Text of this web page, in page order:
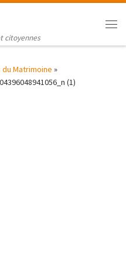
citoyennes
Matrimoine »
(1)